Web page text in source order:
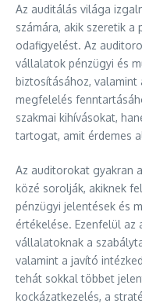
Az auditálás világa
számára, akik szeretik
odafigyelést. Az
vállalatok pénzügyi és
biztosításához,
megfelelés
szakmai kihívásokat,
tartogat, amit érdemes
Az auditorokat gyakran
közé sorolják, akiknek
pénzügyi jelentések és
értékelése. Ezenfelül
vállalatoknak a
valamint a javító
tehát sokkal többet
kockázatkezelés, a